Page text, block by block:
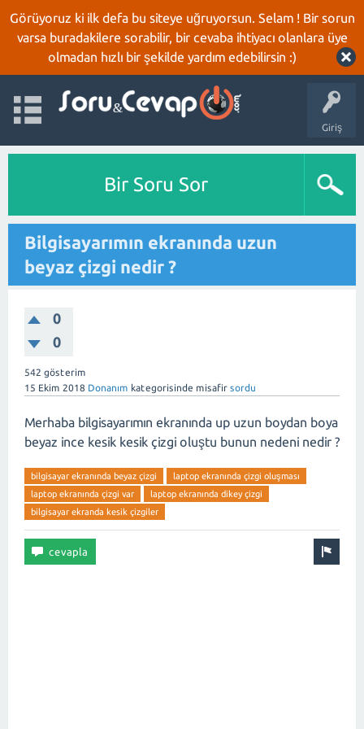
Görüyoruz ki ilk defa bu siteye uğruyorsun. Selam ! Bir sorun
varsa buradakilere sorabilir, bir cevaba ihtiyacı olanlara üye
olmadan hızlı bir şekilde yardım edebilirsin :)
Giriş
Bir Soru Sor
Bilgisayarımın ekranında uzun
beyaz çizgi nedir ?
0
0
542 gösterim
15 Ekim 2018 Donanım kategorisinde misafir sordu
Merhaba bilgisayarımın ekranında up uzun boydan boya
beyaz ince kesik kesik çizgi oluştu bunun nedeni nedir ?
bilgisayar ekranında beyaz çizgi
laptop ekranında çizgi oluşması
laptop ekranında çizgi var
laptop ekranında dikey çizgi
bilgisayar ekranda kesik çizgiler